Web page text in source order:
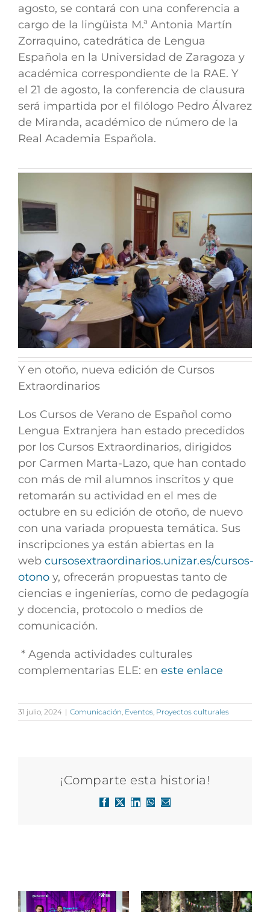
agosto, se contará con una conferencia a
cargo de la lingüista M.ª Antonia Martín
Zorraquino, catedrática de Lengua
Española en la Universidad de Zaragoza y
académica correspondiente de la RAE. Y
el 21 de agosto, la conferencia de clausura
será impartida por el filólogo Pedro Álvarez
de Miranda, académico de número de la
Real Academia Española.
Y en otoño, nueva edición de Cursos
Extraordinarios
Los Cursos de Verano de Español como
Lengua Extranjera han estado precedidos
por los Cursos Extraordinarios, dirigidos
por Carmen Marta-Lazo, que han contado
con más de mil alumnos inscritos y que
retomarán su actividad en el mes de
octubre en su edición de otoño, de nuevo
con una variada propuesta temática. Sus
inscripciones ya están abiertas en la
web cursosextraordinarios.unizar.es/cursos-
otonoy, ofrecerán propuestas tanto de
ciencias e ingenierías, como de pedagogía
y docencia, protocolo o medios de
comunicación.
* Agenda actividades culturales
complementarias ELE: en este enlace
31 julio, 2024 | Comunicación, Eventos, Proyectos culturales
¡Comparte esta historia!
Facebook
X LinkedInWhatsApp
Correo